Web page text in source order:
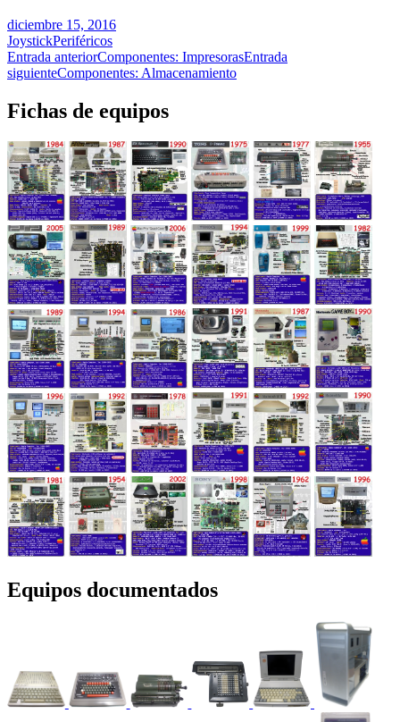
diciembre 15, 2016
JoystickPeriféricos
Navegación
de
entradas
Entrada anteriorComponentes: ImpresorasEntrada
siguienteComponentes: Almacenamiento
Fichas de equipos
Equipos documentados